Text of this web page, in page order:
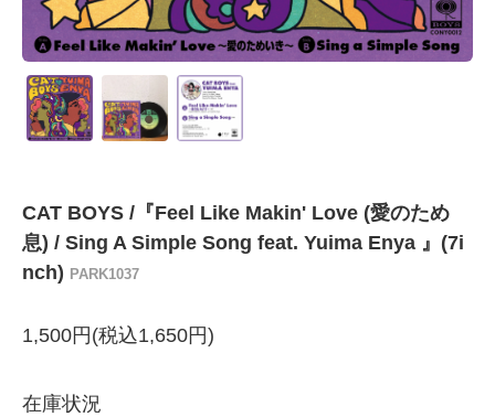
CAT BOYS /『Feel Like Makin' Love (愛のため
息) / Sing A Simple Song feat. Yuima Enya 』(7i
nch) PARK1037
1,500円(税込1,650円)
在庫状況